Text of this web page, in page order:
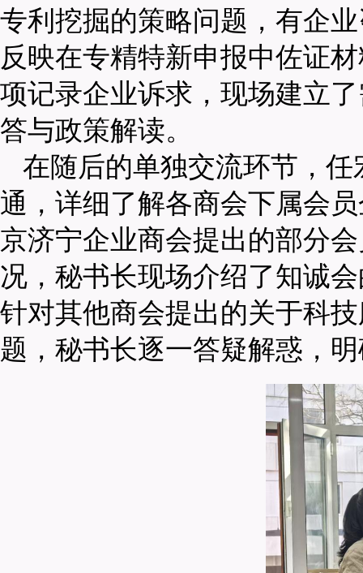
专利挖掘的策略问题，有企
反映在专精特新申报中佐证
项记录企业诉求，现场建立
答与政策解读。
在随后的单独交流环节，
通，详细了解各商会下属会
京济宁企业商会提出的部分
况，秘书长现场介绍了知诚
针对其他商会提出的关于科
题，秘书长逐一答疑解惑，